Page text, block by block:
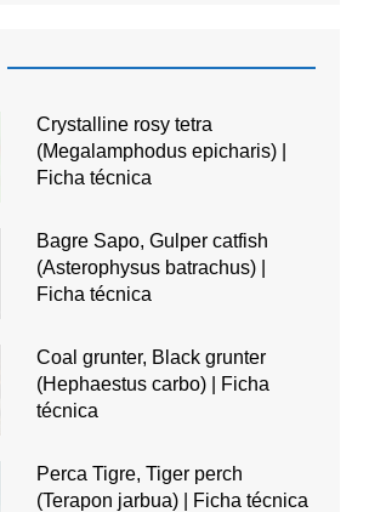
Crystalline rosy tetra
(Megalamphodus epicharis) |
Ficha técnica
Bagre Sapo, Gulper catfish
(Asterophysus batrachus) |
Ficha técnica
Coal grunter, Black grunter
(Hephaestus carbo) | Ficha
técnica
Perca Tigre, Tiger perch
(Terapon jarbua) | Ficha técnica